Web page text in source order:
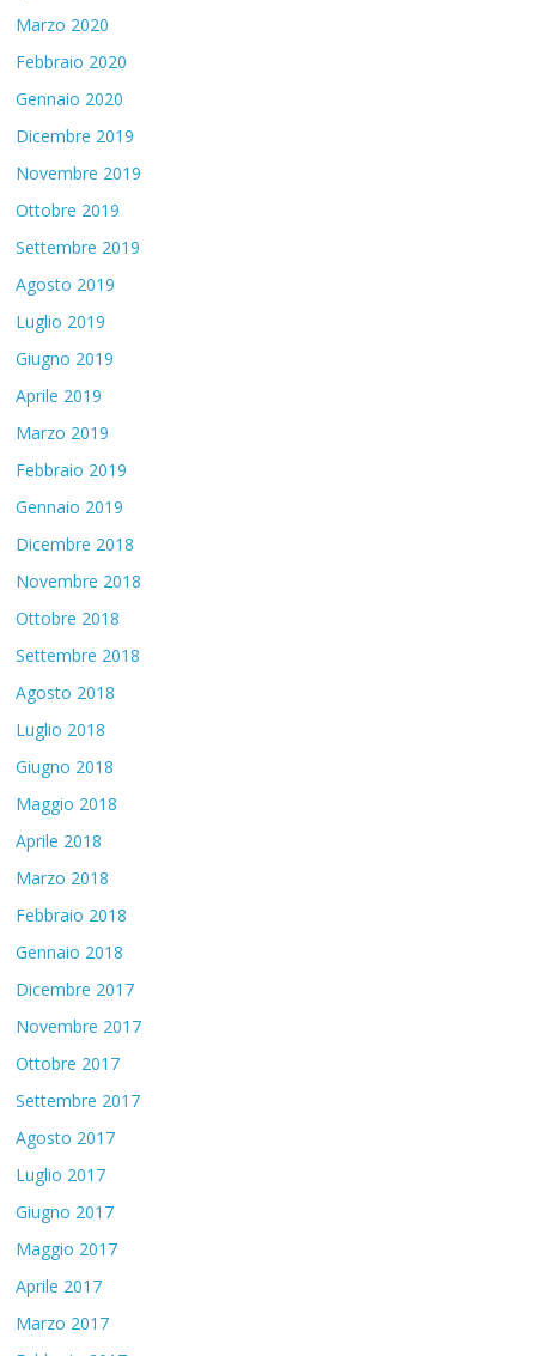
Marzo 2020
Febbraio 2020
Gennaio 2020
Dicembre 2019
Novembre 2019
Ottobre 2019
Settembre 2019
Agosto 2019
Luglio 2019
Giugno 2019
Aprile 2019
Marzo 2019
Febbraio 2019
Gennaio 2019
Dicembre 2018
Novembre 2018
Ottobre 2018
Settembre 2018
Agosto 2018
Luglio 2018
Giugno 2018
Maggio 2018
Aprile 2018
Marzo 2018
Febbraio 2018
Gennaio 2018
Dicembre 2017
Novembre 2017
Ottobre 2017
Settembre 2017
Agosto 2017
Luglio 2017
Giugno 2017
Maggio 2017
Aprile 2017
Marzo 2017